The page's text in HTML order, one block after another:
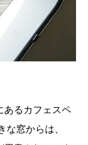
あるカフェスペ
窓からは、